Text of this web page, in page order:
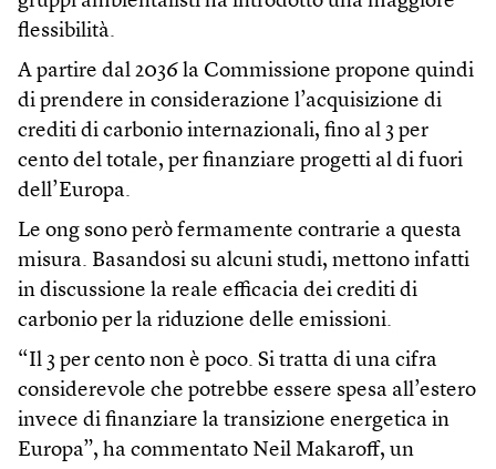
flessibilità.
A partire dal 2036 la Commissione propone quindi
di prendere in considerazione l’acquisizione di
crediti di carbonio internazionali, fino al 3 per
cento del totale, per finanziare progetti al di fuori
dell’Europa.
Le ong sono però fermamente contrarie a questa
misura. Basandosi su alcuni studi, mettono infatti
in discussione la reale efficacia dei crediti di
carbonio per la riduzione delle emissioni.
“Il 3 per cento non è poco. Si tratta di una cifra
considerevole che potrebbe essere spesa all’estero
invece di finanziare la transizione energetica in
Europa”, ha commentato Neil Makaroff, un